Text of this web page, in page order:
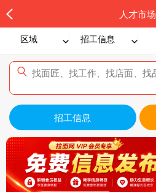
人才市场
区域 招工信息
招工信息